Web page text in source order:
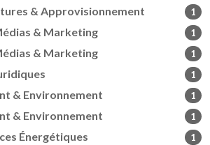
& Approvisionnement 1
& Marketing 1
& Marketing 1
1
& Environnement 1
& Environnement 1
Énergétiques 1